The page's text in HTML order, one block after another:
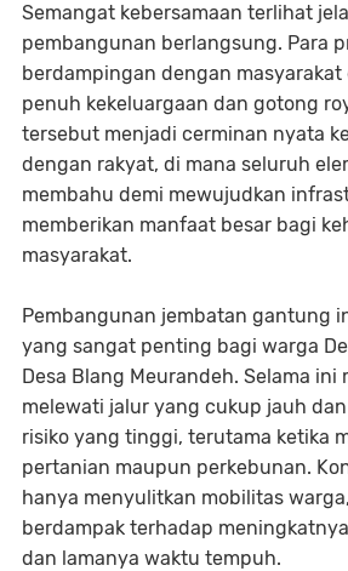
Semangat kebersamaan terlihat
pembangunan berlangsung. Para
berdampingan dengan masyarakat
penuh kekeluargaan dan gotong
tersebut menjadi cerminan nyata
dengan rakyat, di mana seluruh
membahu demi mewujudkan
memberikan manfaat besar bagi
masyarakat.
Pembangunan jembatan gantung
yang sangat penting bagi warga
Desa Blang Meurandeh. Selama ini
melewati jalur yang cukup jauh
risiko yang tinggi, terutama ketika
pertanian maupun perkebunan.
hanya menyulitkan mobilitas
berdampak terhadap
dan lamanya waktu tempuh.